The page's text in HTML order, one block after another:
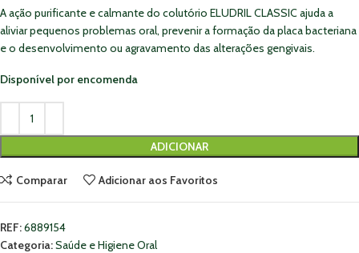
A ação purificante e calmante do colutório ELUDRIL CLASSIC ajuda a
aliviar pequenos problemas oral, prevenir a formação da placa bacteriana
e o desenvolvimento ou agravamento das alterações gengivais.
Disponível por encomenda
ADICIONAR
Comparar Adicionar aos Favoritos
REF:6889154
Categoria:Saúde e Higiene Oral